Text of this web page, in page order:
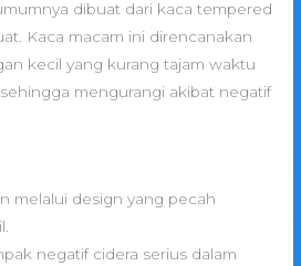
dibuat dari kaca tempered
Kaca macam ini direncanakan
kecil yang kurang tajam waktu
mengurangi akibat negatif
melalui design yang pecah
negatif cidera serius dalam